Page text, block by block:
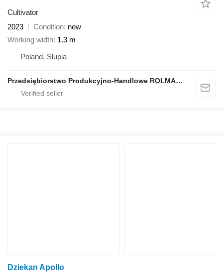
Cultivator
2023
Condition new
Working width 1.3 m
Poland, Słupia
Przedsiębiorstwo Produkcyjno-Handlowe ROLMAPOL Marcin Dziekan
Dziekan Apollo